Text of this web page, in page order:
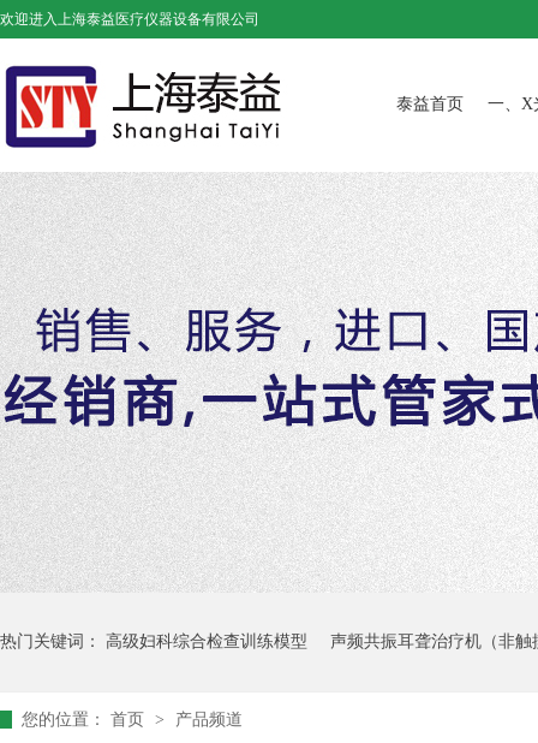
欢迎进入上海泰益医疗仪器设备有限公司
泰益首页 一、X
热门关键词： 高级妇科综合检查训练模型 声频共振耳聋治疗机（非触
您的位置： 首页 > 产品频道